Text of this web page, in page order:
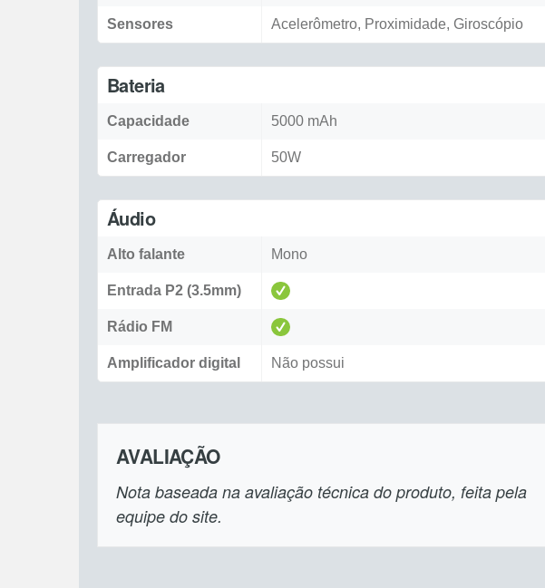
Sensores Acelerômetro, Proximidade, Giroscópio
Bateria
Capacidade 5000 mAh
Carregador 50W
Áudio
Alto falante Mono
Entrada P2 (3.5mm)
Rádio FM
Amplificador digital Não possui
AVALIAÇÃO
Nota baseada na avaliação técnica do produto, feita pela
equipe do site.